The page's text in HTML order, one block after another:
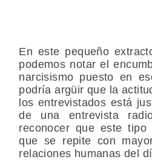
En este pequeño
podemos notar el
narcisismo puesto en
podría argüir que la
los entrevistados está
de una entrevista
reconocer que este
que se repite con
relaciones humanas del